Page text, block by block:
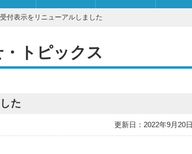
アマップ
回復期リハビリ病棟】
病院の取り組み
外来についての情報
院内での写真･動画撮影
院内Wi-Fiサービスのご
受付表示をリニューアルしました
トピックス
た
更新日：2022年9月20日